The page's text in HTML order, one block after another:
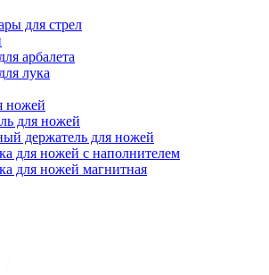
для стрел
арбалета
лука
ножей
для ножей
держатель для ножей
для ножей с наполнителем
для ножей магнитная